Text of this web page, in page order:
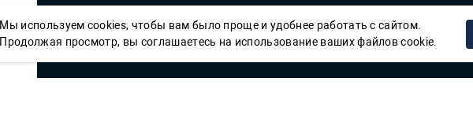
© СПб ГБУК ГСЦБС, 2012-2026 гг.
Мы используем cookies, чтобы вам было проще и удобнее работать с сайтом.
Продолжая просмотр, вы соглашаетесь на использование ваших файлов cookie.